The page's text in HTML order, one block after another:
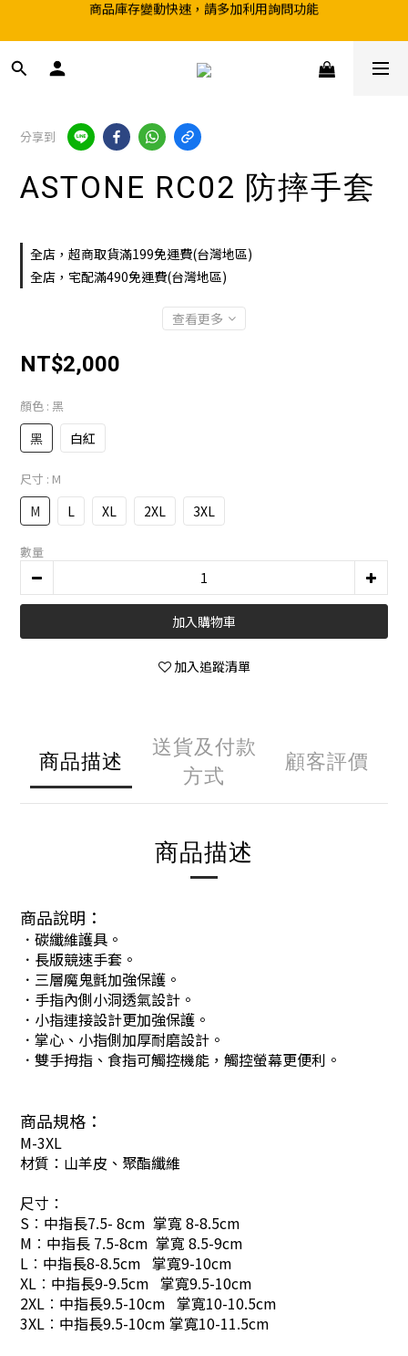
超取滿199、宅配滿490 享免運優惠
前往實體店選購商品前，請先致電詢問庫存
超取滿199、宅配滿490 享免運優惠
分享到
ASTONE RC02 防摔手套
全店，超商取貨滿199免運費(台灣地區)
全店，宅配滿490免運費(台灣地區)
查看更多
NT$2,000
顏色 : 黑
黑 白紅
尺寸 : M
M L XL 2XL 3XL
數量
加入購物車
加入追蹤清單
商品描述
送貨及付款
方式
顧客評價
商品描述
商品說明：
． 碳纖維護具。
．長版競速手套。
． 三層魔鬼氈加強保護。
． 手指內側小洞透氣設計。
． 小指連接設計更加強保護。
． 掌心、小指側加厚耐磨設計。
． 雙手拇指、食指可觸控機能，觸控螢幕更便利。
商品規格：
M-3XL
材質：山羊皮、聚酯纖維
尺寸：
S︰中指長7.5- 8cm 掌寬 8-8.5cm
M︰中指長 7.5-8cm 掌寬 8.5-9cm
L︰中指長8-8.5cm 掌寬9-10cm
XL︰中指長9-9.5cm 掌寬9.5-10cm
2XL︰中指長9.5-10cm 掌寬10-10.5cm
3XL︰中指長9.5-10cm 掌寬10-11.5cm